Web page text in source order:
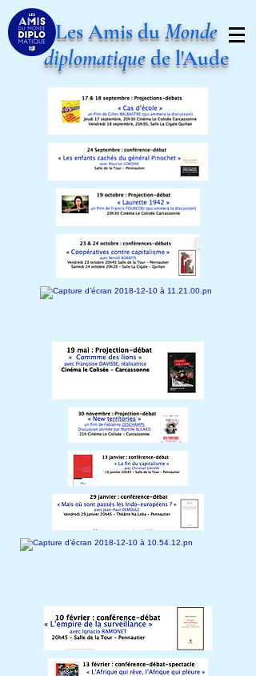
Les Amis duMonde
diplomatiquede l'Aude